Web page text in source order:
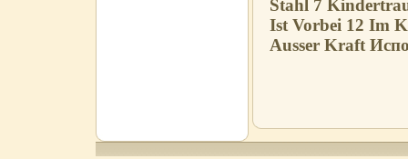
Stahl 7
Ist Vorbei 12 Im
Ausser Kraft